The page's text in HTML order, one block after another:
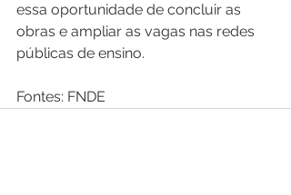
essa oportunidade de concluir as
obras e ampliar as vagas nas redes
públicas de ensino.
Fontes: FNDE